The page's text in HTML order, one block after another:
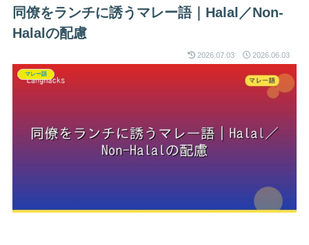
同僚をランチに誘うマレー語｜Halal／Non-
Halalの配慮
2026.07.03 2026.06.03
マレー語